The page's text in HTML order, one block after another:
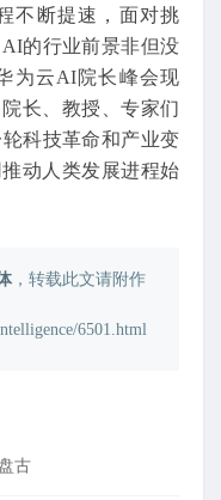
不断提速，面对挑
的行业前景非但没
为云AI院长峰会现
长、教授、专家们
科技革命和产业变
动人类发展进程始
，转载此文请附作
6501.html
盘古